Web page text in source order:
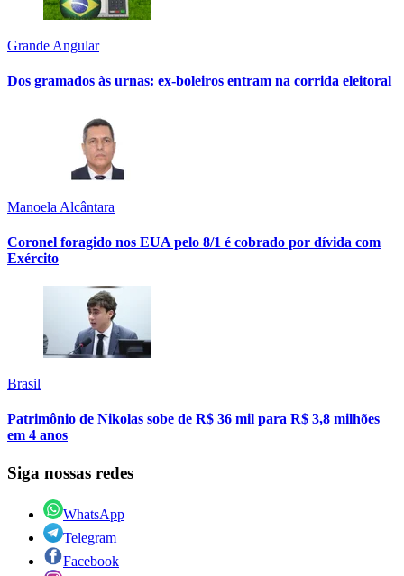
Grande Angular
Dos gramados às urnas: ex-boleiros entram na corrida eleitoral
Manoela Alcântara
Coronel foragido nos EUA pelo 8/1 é cobrado por dívida com
Exército
Brasil
Patrimônio de Nikolas sobe de R$ 36 mil para R$ 3,8 milhões
em 4 anos
Siga nossas redes
WhatsApp
Telegram
Facebook